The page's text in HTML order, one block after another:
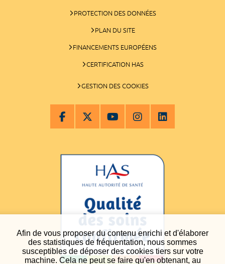
Afin de vous proposer du contenu enrichi et d'élaborer
des statistiques de fréquentation, nous sommes
susceptibles de déposer des cookies tiers sur votre
machine. Cela ne peut se faire qu'en obtenant, au
PROTECTION DES DONNÉES
PLAN DU SITE
FINANCEMENTS EUROPÉENS
CERTIFICATION HAS
GESTION DES COOKIES